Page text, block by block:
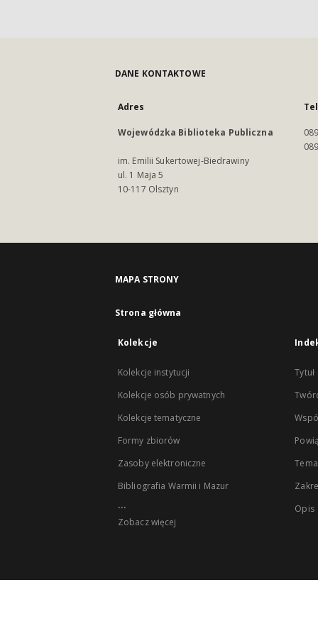
DANE KONTAKTOWE
Adres
Wojewódzka Biblioteka Publiczna
im. Emilii Sukertowej-Biedrawiny
ul. 1 Maja 5
10-117 Olsztyn
MAPA STRONY
Strona główna
Kolekcje
Kolekcje instytucji
Kolekcje osób prywatnych
Kolekcje tematyczne
Formy zbiorów
Zasoby elektroniczne
Bibliografia Warmii i Mazur
...
Zobacz więcej
Tytuł
Opis